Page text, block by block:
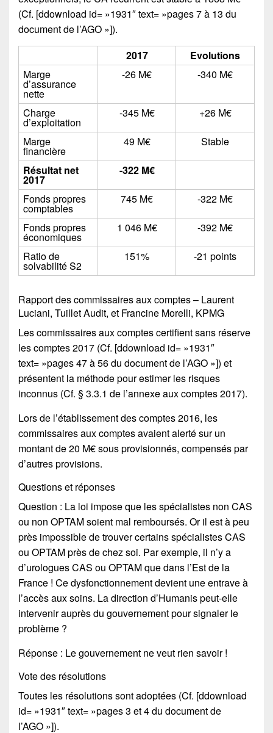
(Cf. [ddownload id= »1931″ text= »pages 7 à 13 du
document de l’AGO »]).
2017
Evolutions
Marge
d’assurance
nette
-26 M€ -340 M€
Charge
d’exploitation
-345 M€ +26 M€
Marge
financière
49 M€ Stable
Résultat net
2017
-322 M€
Fonds propres
comptables
745 M€ -322 M€
Fonds propres
économiques
1 046 M€ -392 M€
Ratio de
solvabilité S2
151% -21 points
Rapport des commissaires aux comptes – Laurent
Luciani, Tuillet Audit, et Francine Morelli, KPMG
Les commissaires aux comptes certifient sans réserve
les comptes 2017 (Cf. [ddownload id= »1931″
text= »pages 47 à 56 du document de l’AGO »]) et
présentent la méthode pour estimer les risques
inconnus (Cf. § 3.3.1 de l’annexe aux comptes 2017).
Lors de l’établissement des comptes 2016, les
commissaires aux comptes avaient alerté sur un
montant de 20 M€ sous provisionnés, compensés par
d’autres provisions.
Questions et réponses
Question : La loi impose que les spécialistes non CAS
ou non OPTAM soient mal remboursés. Or il est à peu
près impossible de trouver certains spécialistes CAS
ou OPTAM près de chez soi. Par exemple, il n’y a
d’urologues CAS ou OPTAM que dans l’Est de la
France ! Ce dysfonctionnement devient une entrave à
l’accès aux soins. La direction d’Humanis peut-elle
intervenir auprès du gouvernement pour signaler le
problème ?
Réponse : Le gouvernement ne veut rien savoir !
Vote des résolutions
Toutes les résolutions sont adoptées (Cf. [ddownload
id= »1931″ text= »pages 3 et 4 du document de
l’AGO »]).